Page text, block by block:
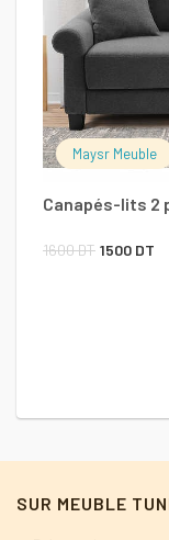
Maysr Meuble
Canapés-lits 2
1600DT Le
1500 DT
SUR MEUBLE